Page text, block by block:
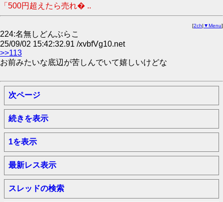
「500円超えたら売れ� ..
[2ch| ▼Menu]
224:名無しどんぶらこ
25/09/02 15:42:32.91 /xvbfVg10.net
>>113
お前みたいな底辺が苦しんでいて嬉しいけどな
次ページ
続きを表示
1を表示
最新レス表示
スレッドの検索